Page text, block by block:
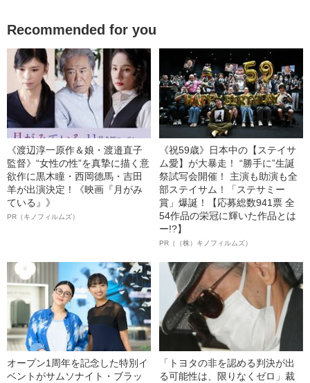
Recommended for you
《渡辺淳一原作＆娘・渡邉直子
監督》“女性の性”を真摯に描く意
欲作に黒木瞳・西岡德馬・吉田
羊が出演決定！《映画『月がみ
ている』》
PR（キノフィルムズ）
《祝59歳》日本中の【ステイサ
ム愛】が大暴走！ “勝手に”生誕
祭試写会開催！ 主演も助演も全
部ステイサム！「ステサミー
賞」爆誕！【応募総数941票 全
54作品の栄冠に輝いた作品とは
ー!?】
PR（（株）キノフィルムズ）
オープン1周年を記念した特別イ
ベントがサムソナイト・ブラッ
「トヨタの非を認める判決が出
る可能性は、限りなくゼロ」裁